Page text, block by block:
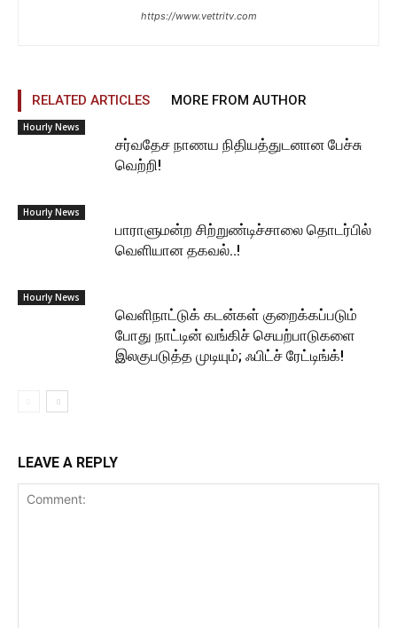
https://www.vettritv.com
RELATED ARTICLES MORE FROM AUTHOR
Hourly News
சர்வதேச நாணய நிதியத்துடனான பேச்சு
வெற்றி!
Hourly News
பாராளுமன்ற சிற்றுண்டிச்சாலை தொடர்பில்
வெளியான தகவல்..!
Hourly News
வெளிநாட்டுக் கடன்கள் குறைக்கப்படும்
போது நாட்டின் வங்கிச் செயற்பாடுகளை
இலகுபடுத்த முடியும்; ஃபிட்ச் ரேட்டிங்க்!
LEAVE A REPLY